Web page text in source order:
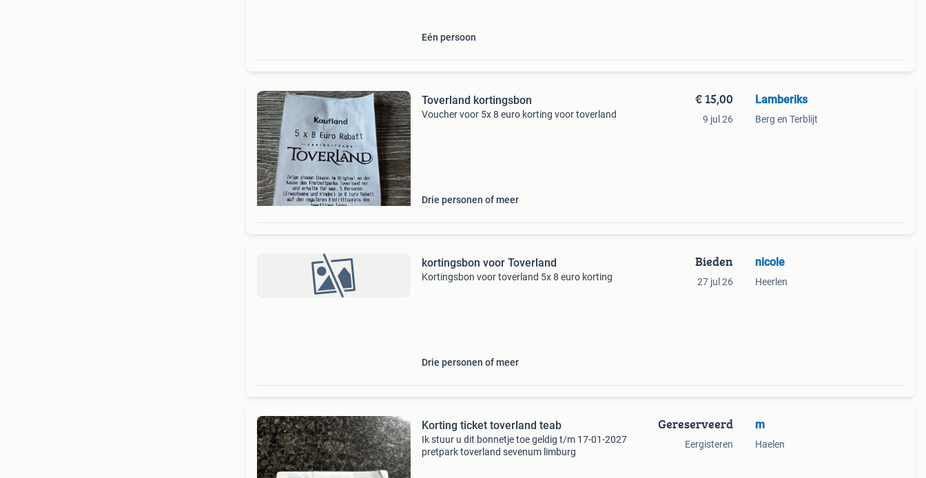
Eén persoon
Toverland kortingsbon
Voucher voor 5x 8 euro korting voor toverland
Drie personen of meer
€ 15,00
9 jul 26
Lamberiks
Berg en Terblijt
kortingsbon voor Toverland
Kortingsbon voor toverland 5x 8 euro korting
Drie personen of meer
Bieden
27 jul 26
nicole
Heerlen
Korting ticket toverland teab
Ik stuur u dit bonnetje toe geldig t/m 17-01-2027
pretpark toverland sevenum limburg
Gereserveerd
Eergisteren
m
Haelen